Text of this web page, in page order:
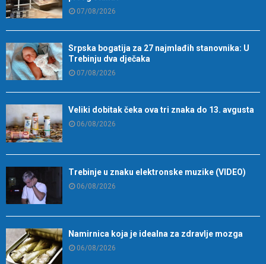
07/08/2026
Srpska bogatija za 27 najmlađih stanovnika: U
Trebinju dva dječaka
07/08/2026
Veliki dobitak čeka ova tri znaka do 13. avgusta
06/08/2026
Trebinje u znaku elektronske muzike (VIDEO)
06/08/2026
Namirnica koja je idealna za zdravlje mozga
06/08/2026